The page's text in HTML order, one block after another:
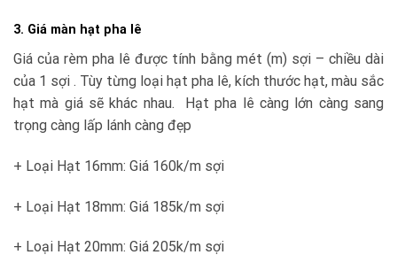
3. Giá màn hạt pha lê
Giá của rèm pha lê được tính bằng mét (m) sợi – chiều dài
của 1 sợi . Tùy từng loại hạt pha lê, kích thước hạt, màu sắc
hạt mà giá sẽ khác nhau. Hạt pha lê càng lớn càng sang
trọng càng lấp lánh càng đẹp
+ Loại Hạt 16mm: Giá 160k/m sợi
+ Loại Hạt 18mm: Giá 185k/m sợi
+ Loại Hạt 20mm: Giá 205k/m sợi